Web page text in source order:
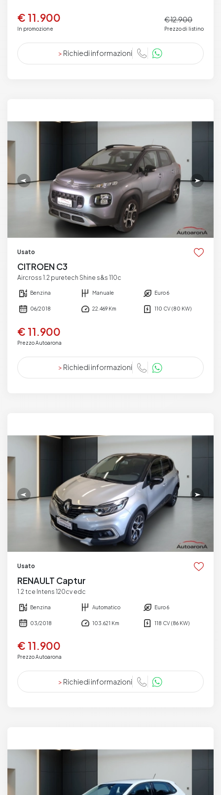
€ 11.900
In promozione
€ 12.900
Prezzo di listino
> Richiedi informazioni
Usato
CITROEN C3
Aircross 1.2 puretech Shine s&s 110c
Benzina Manuale Euro 6
06/2018 22.469 Km 110 CV (80 KW)
€ 11.900
Prezzo Autoarona
> Richiedi informazioni
Usato
RENAULT Captur
1.2 tce Intens 120cv edc
Benzina Automatico Euro 6
03/2018 103.621 Km 118 CV (86 KW)
€ 11.900
Prezzo Autoarona
> Richiedi informazioni